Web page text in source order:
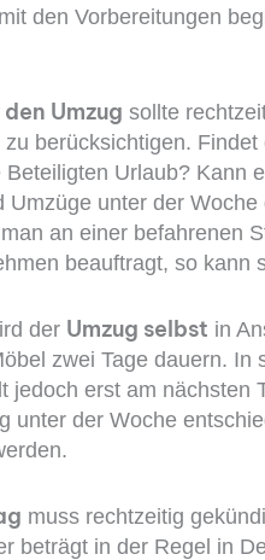
den Vorbereitungen
Umzug sollte
berücksichtigen.
Beteiligten Urlaub? Kann
Umzüge unter der
an einer befahrenen
beauftragt, so kann
der Umzug selbst in
zwei Tage dauern.
jedoch erst am nächsten
unter der Woche
muss rechtzeitig
beträgt in der Regel in